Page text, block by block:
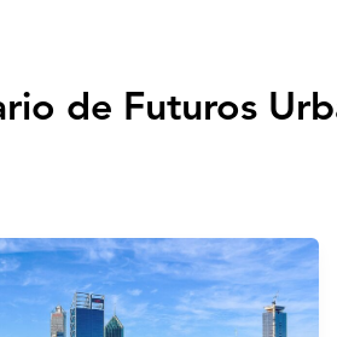
de Futuros